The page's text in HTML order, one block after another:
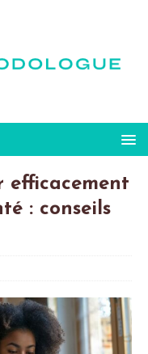
efficacement
: conseils